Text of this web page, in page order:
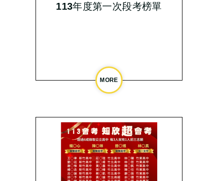
113年度第一次段考榜單